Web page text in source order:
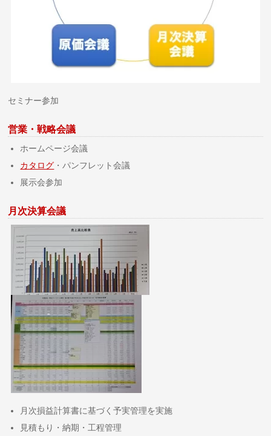
セミナー参加
営業・戦略会議
ホームページ会議
カタログ ・パンフレット会議
展示会参加
月次決算会議
月次損益計算書に基づく予実管理を実施
見積もり・納期・工程管理